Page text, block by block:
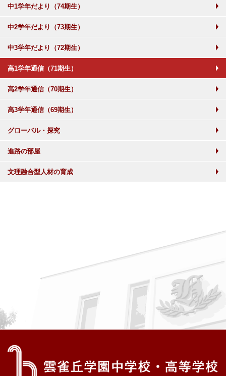
中1学年だより（74期生）
中2学年だより（73期生）
中3学年だより（72期生）
高1学年通信（71期生）
高2学年通信（70期生）
高3学年通信（69期生）
グローバル・探究
進路の部屋
文理融合型人材の育成